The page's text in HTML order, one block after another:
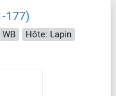
177)
WB
Hôte: Lapin